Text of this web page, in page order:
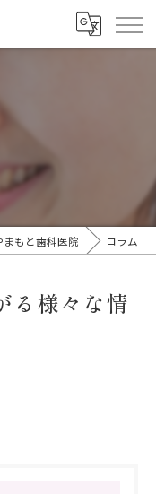
もと歯科医院 コラム
る様々な情